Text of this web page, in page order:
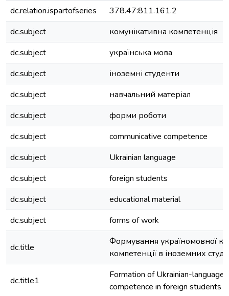
dc.relation.ispartofseries
378.47:811.161.2
dc.subject
комунікативна компетенція
dc.subject
українська мова
dc.subject
іноземні студенти
dc.subject
навчальний матеріал
dc.subject
форми роботи
dc.subject
communicative competence
dc.subject
Ukrainian language
dc.subject
foreign students
dc.subject
educational material
dc.subject
forms of work
dc.title
Формування україномовної
компетенції в іноземних
dc.title1
Formation of Ukrainian-language
competence in foreign students